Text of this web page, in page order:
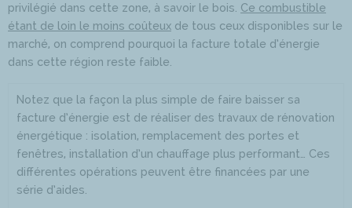
privilégié dans cette zone, à savoir le bois. Ce combustible
étant de loin le moins coûteux de tous ceux disponibles sur le
marché, on comprend pourquoi la facture totale d’énergie
dans cette région reste faible.
Notez que la façon la plus simple de faire baisser sa
facture d’énergie est de réaliser des travaux de rénovation
énergétique : isolation, remplacement des portes et
fenêtres, installation d’un chauffage plus performant… Ces
différentes opérations peuvent être financées par une
série d’aides.